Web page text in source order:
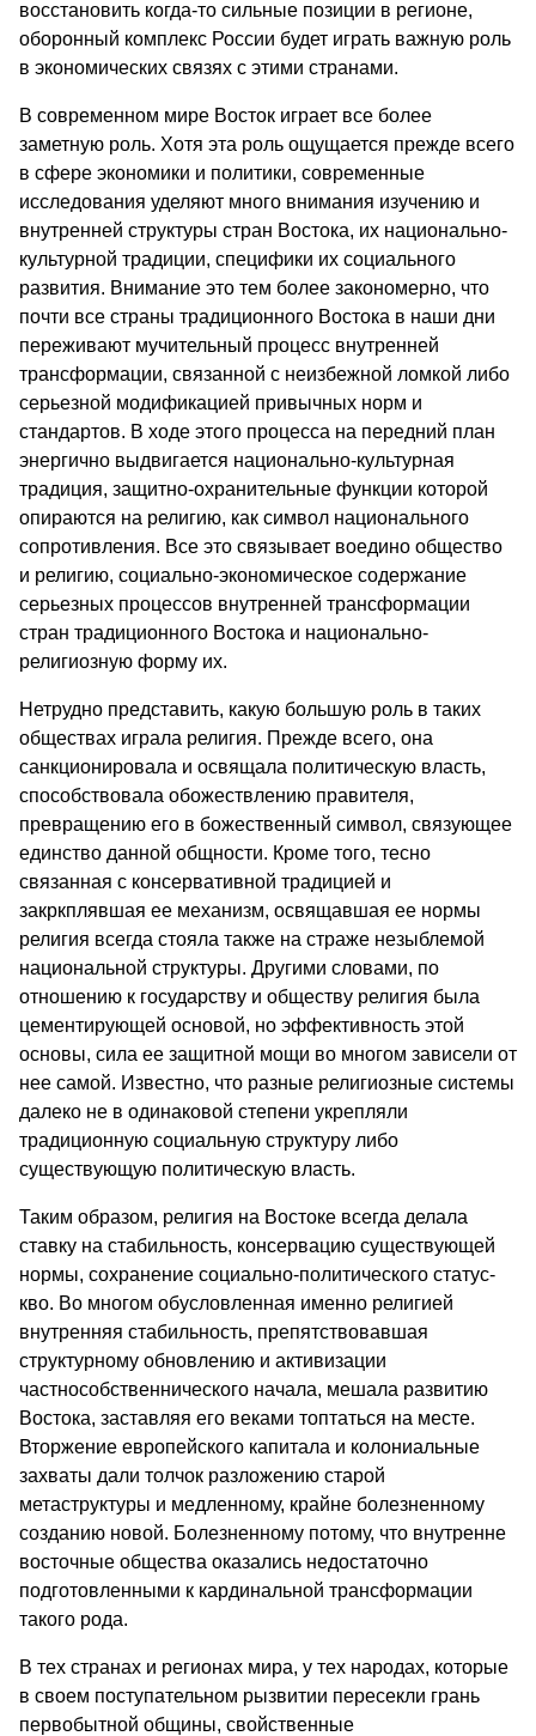
восстановить когда-то сильные позиции в регионе,
оборонный комплекс России будет играть важную роль
в экономических связях с этими странами.
В современном мире Восток играет все более
заметную роль. Хотя эта роль ощущается прежде всего
в сфере экономики и политики, современные
исследования уделяют много внимания изучению и
внутренней структуры стран Востока, их национально-
культурной традиции, специфики их социального
развития. Внимание это тем более закономерно, что
почти все страны традиционного Востока в наши дни
переживают мучительный процесс внутренней
трансформации, связанной с неизбежной ломкой либо
серьезной модификацией привычных норм и
стандартов. В ходе этого процесса на передний план
энергично выдвигается национально-культурная
традиция, защитно-охранительные функции которой
опираются на религию, как символ национального
сопротивления. Все это связывает воедино общество
и религию, социально-экономическое содержание
серьезных процессов внутренней трансформации
стран традиционного Востока и национально-
религиозную форму их.
Нетрудно представить, какую большую роль в таких
обществах играла религия. Прежде всего, она
санкционировала и освящала политическую власть,
способствовала обожествлению правителя,
превращению его в божественный символ, связующее
единство данной общности. Кроме того, тесно
связанная с консервативной традицией и
закркплявшая ее механизм, освящавшая ее нормы
религия всегда стояла также на страже незыблемой
национальной структуры. Другими словами, по
отношению к государству и обществу религия была
цементирующей основой, но эффективность этой
основы, сила ее защитной мощи во многом зависели от
нее самой. Известно, что разные религиозные системы
далеко не в одинаковой степени укрепляли
традиционную социальную структуру либо
существующую политическую власть.
Таким образом, религия на Востоке всегда делала
ставку на стабильность, консервацию существующей
нормы, сохранение социально-политического статус-
кво. Во многом обусловленная именно религией
внутренняя стабильность, препятствовавшая
структурному обновлению и активизации
частнособственнического начала, мешала развитию
Востока, заставляя его веками топтаться на месте.
Вторжение европейского капитала и колониальные
захваты дали толчок разложению старой
метаструктуры и медленному, крайне болезненному
созданию новой. Болезненному потому, что внутренне
восточные общества оказались недостаточно
подготовленными к кардинальной трансформации
такого рода.
В тех странах и регионах мира, у тех народах, которые
в своем поступательном рызвитии пересекли грань
первобытной общины, свойственные